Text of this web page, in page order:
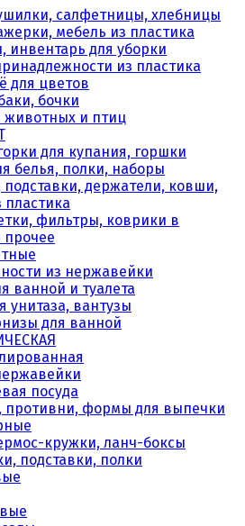
салфетницы, хлебницы
мебель из пластика
инвентарь для уборки
из пластика
для цветов
бочки
животных и птиц
для купания, горшки
белья, полки, наборы
держатели, ковши,
пластика
фильтры, коврики в
прочее
из нержавейки
ванной и туалета
унитаза, вантузы
для ванной
посуда
противни, формы для выпечки
кружки, ланч-боксы
подставки, полки